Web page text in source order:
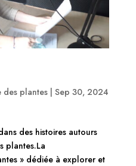
des plantes| Sep 30, 2024
des histoires autours
plantes.La
» dédiée à explorer et